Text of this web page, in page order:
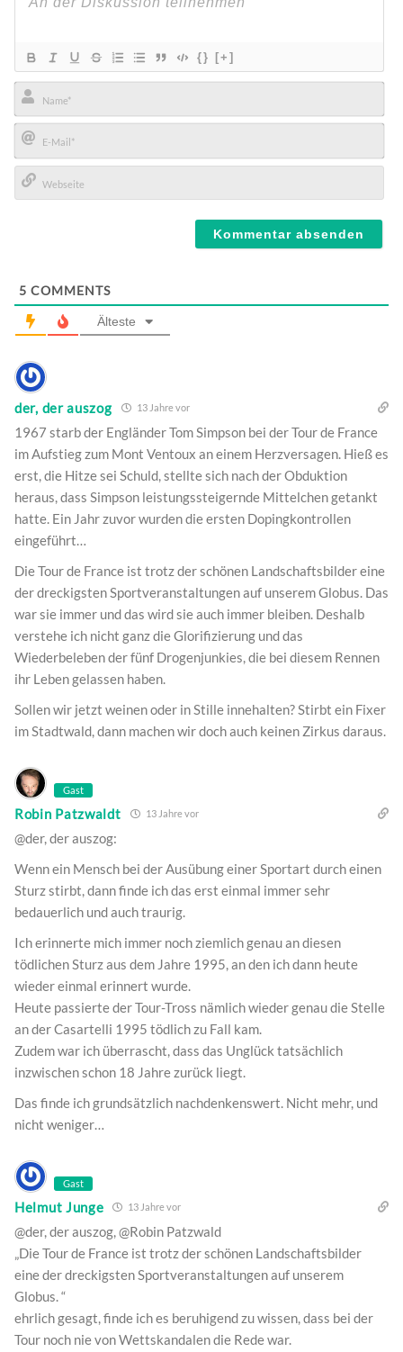
{} [+]
Name*
E-
Mail*
5 COMMENTS
Älteste
der, der auszog 13 Jahre vor
1967 starb der Engländer Tom Simpson bei der Tour de France
im Aufstieg zum Mont Ventoux an einem Herzversagen. Hieß es
erst, die Hitze sei Schuld, stellte sich nach der Obduktion
heraus, dass Simpson leistungssteigernde Mittelchen getankt
hatte. Ein Jahr zuvor wurden die ersten Dopingkontrollen
eingeführt…
Die Tour de France ist trotz der schönen Landschaftsbilder eine
der dreckigsten Sportveranstaltungen auf unserem Globus. Das
war sie immer und das wird sie auch immer bleiben. Deshalb
verstehe ich nicht ganz die Glorifizierung und das
Wiederbeleben der fünf Drogenjunkies, die bei diesem Rennen
ihr Leben gelassen haben.
Sollen wir jetzt weinen oder in Stille innehalten? Stirbt ein Fixer
im Stadtwald, dann machen wir doch auch keinen Zirkus daraus.
Gast
Robin Patzwaldt 13 Jahre vor
@der, der auszog:
Wenn ein Mensch bei der Ausübung einer Sportart durch einen
Sturz stirbt, dann finde ich das erst einmal immer sehr
bedauerlich und auch traurig.
Ich erinnerte mich immer noch ziemlich genau an diesen
tödlichen Sturz aus dem Jahre 1995, an den ich dann heute
wieder einmal erinnert wurde.
Heute passierte der Tour-Tross nämlich wieder genau die Stelle
an der Casartelli 1995 tödlich zu Fall kam.
Zudem war ich überrascht, dass das Unglück tatsächlich
inzwischen schon 18 Jahre zurück liegt.
Das finde ich grundsätzlich nachdenkenswert. Nicht mehr, und
nicht weniger…
Gast
Helmut Junge 13 Jahre vor
@der, der auszog, @Robin Patzwald
„Die Tour de France ist trotz der schönen Landschaftsbilder
eine der dreckigsten Sportveranstaltungen auf unserem
Globus. “
ehrlich gesagt, finde ich es beruhigend zu wissen, dass bei der
Tour noch nie von Wettskandalen die Rede war.